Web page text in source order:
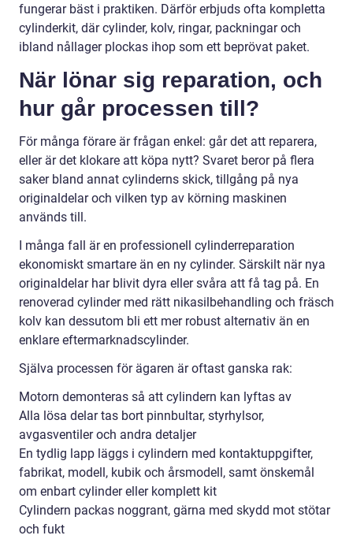
fungerar bäst i praktiken. Därför erbjuds ofta kompletta
cylinderkit, där cylinder, kolv, ringar, packningar och
ibland nållager plockas ihop som ett beprövat paket.
När lönar sig reparation, och
hur går processen till?
För många förare är frågan enkel: går det att reparera,
eller är det klokare att köpa nytt? Svaret beror på flera
saker bland annat cylinderns skick, tillgång på nya
originaldelar och vilken typ av körning maskinen
används till.
I många fall är en professionell cylinderreparation
ekonomiskt smartare än en ny cylinder. Särskilt när nya
originaldelar har blivit dyra eller svåra att få tag på. En
renoverad cylinder med rätt nikasilbehandling och fräsch
kolv kan dessutom bli ett mer robust alternativ än en
enklare eftermarknadscylinder.
Själva processen för ägaren är oftast ganska rak:
Motorn demonteras så att cylindern kan lyftas av
Alla lösa delar tas bort pinnbultar, styrhylsor,
avgasventiler och andra detaljer
En tydlig lapp läggs i cylindern med kontaktuppgifter,
fabrikat, modell, kubik och årsmodell, samt önskemål
om enbart cylinder eller komplett kit
Cylindern packas noggrant, gärna med skydd mot stötar
och fukt